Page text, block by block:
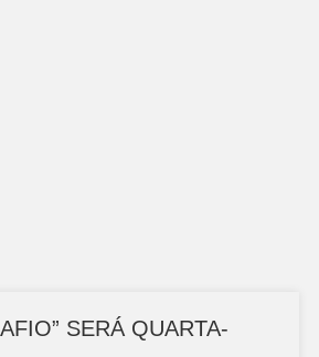
SERÁ QUARTA-